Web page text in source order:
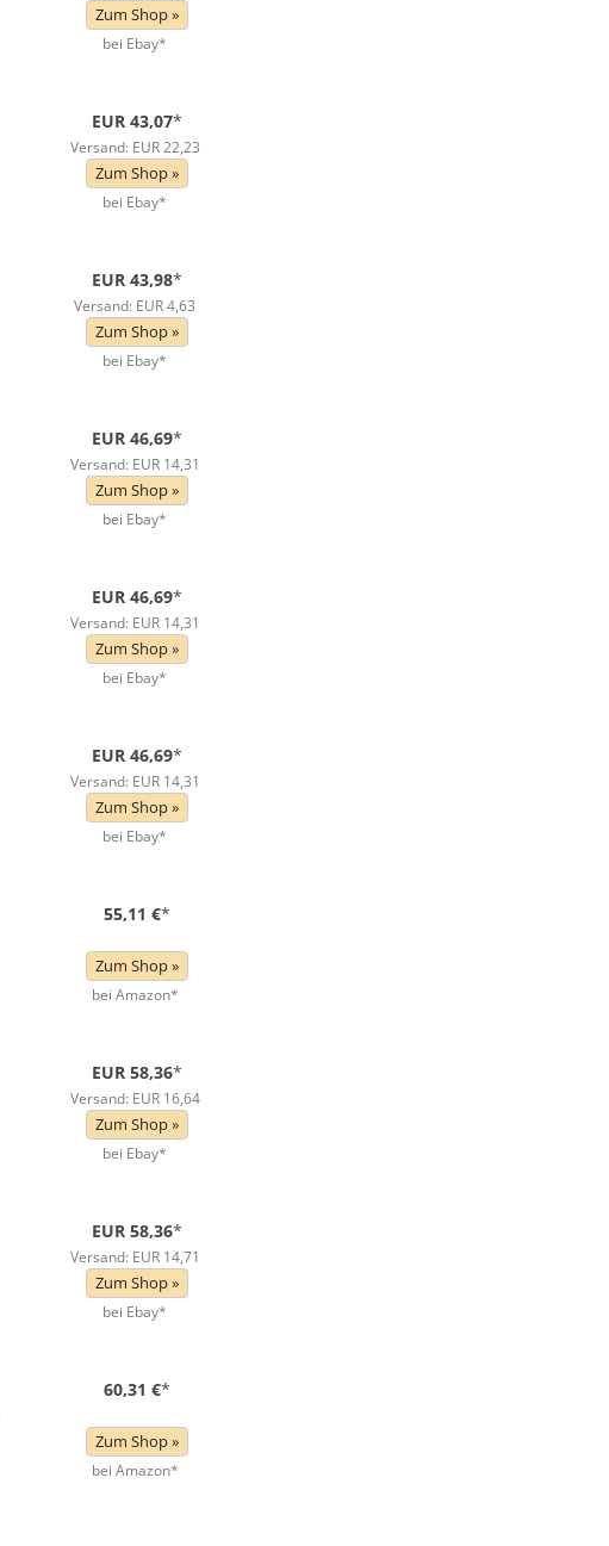
Zum Shop »
bei Ebay*
EUR 43,07*
Versand: EUR 22,23
Zum Shop »
bei Ebay*
EUR 43,98*
Versand: EUR 4,63
Zum Shop »
bei Ebay*
EUR 46,69*
Versand: EUR 14,31
Zum Shop »
bei Ebay*
EUR 46,69*
Versand: EUR 14,31
Zum Shop »
bei Ebay*
EUR 46,69*
Versand: EUR 14,31
Zum Shop »
bei Ebay*
55,11 €*
Zum Shop »
bei Amazon*
EUR 58,36*
Versand: EUR 16,64
Zum Shop »
bei Ebay*
EUR 58,36*
Versand: EUR 14,71
Zum Shop »
bei Ebay*
60,31 €*
Zum Shop »
bei Amazon*